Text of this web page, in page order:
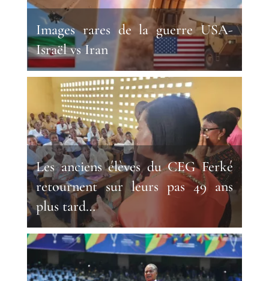
Images rares de la guerre USA-
Israël vs Iran
Les anciens élèves du CEG Ferké
retournent sur leurs pas 49 ans
plus tard…